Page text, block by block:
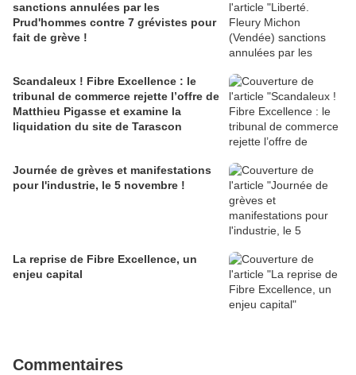
sanctions annulées par les
Prud'hommes contre 7 grévistes pour
fait de grève !
Scandaleux ! Fibre Excellence : le
tribunal de commerce rejette l’offre de
Matthieu Pigasse et examine la
liquidation du site de Tarascon
Journée de grèves et manifestations
pour l'industrie, le 5 novembre !
La reprise de Fibre Excellence, un
enjeu capital
Commentaires